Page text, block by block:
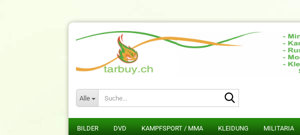
Alle
BILDER DVD KAMPFSPORT / MMA KLEIDUNG MILITARIA